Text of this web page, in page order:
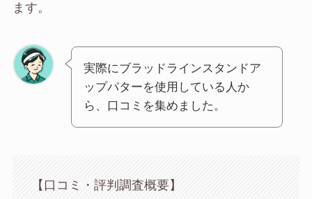
ます。
実際にブラッドラインスタンドア
ップパターを使用している人か
ら、口コミを集めました。
【口コミ・評判調査概要】